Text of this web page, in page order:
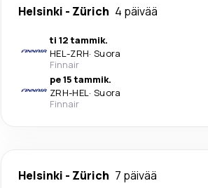
Helsinki - Zürich 4 päivää
ti 12 tammik.
HEL-ZRH· Suora
Finnair
pe 15 tammik.
ZRH-HEL· Suora
Finnair
Helsinki - Zürich 7 päivää